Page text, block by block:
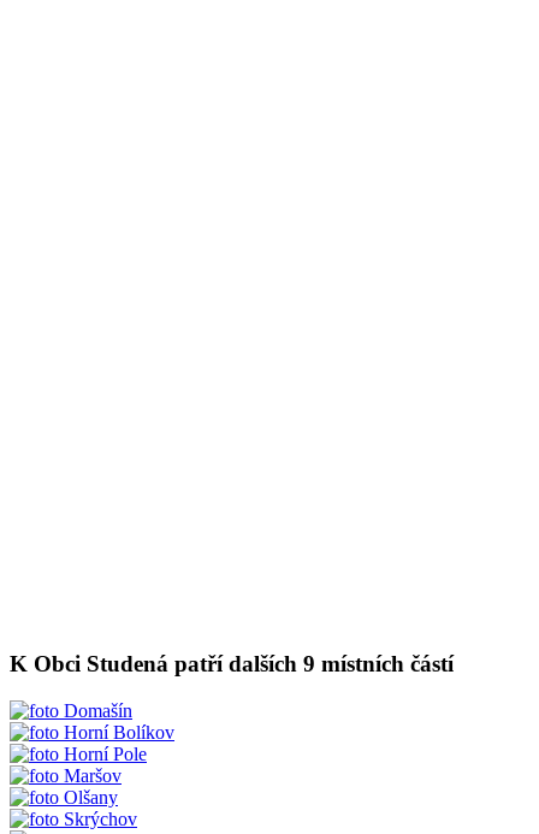
K Obci Studená patří dalších 9 místních částí
Domašín
Horní Bolíkov
Horní Pole
Maršov
Olšany
Skrýchov